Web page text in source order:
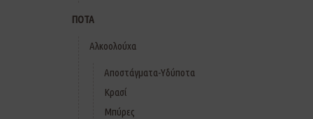
ΠΟΤΑ
Αλκοολούχα
Αποστάγματα-Υδύποτα
Κρασί
Μπύρες